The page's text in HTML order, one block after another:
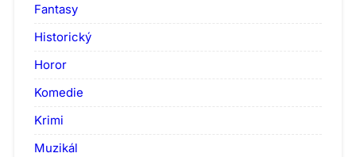
Fantasy
Historický
Horor
Komedie
Krimi
Muzikál